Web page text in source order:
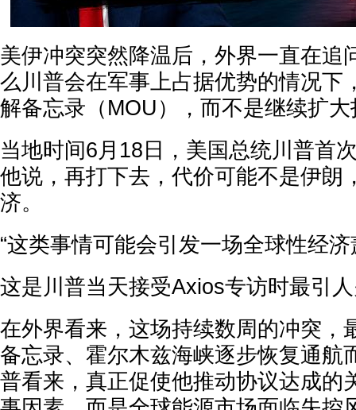
美伊冲突突然降温后，外界一直在追
么川普会在军事上占据优势的情况下
解备忘录（MOU），而不是继续扩
当地时间6月18日，美国总统川普首
他说，再打下去，代价可能不是伊朗
济。
“这类事情可能会引发一场全球性经济
这是川普当天接受Axios专访时最引
在外界看来，这场持续数周的冲突，
备忘录、霍尔木兹海峡逐步恢复通航
普看来，真正促使他推动协议达成的